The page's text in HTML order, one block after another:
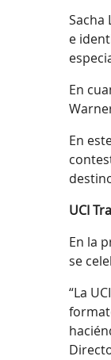
Sacha
e
En
En
UCI
En la
se
“La